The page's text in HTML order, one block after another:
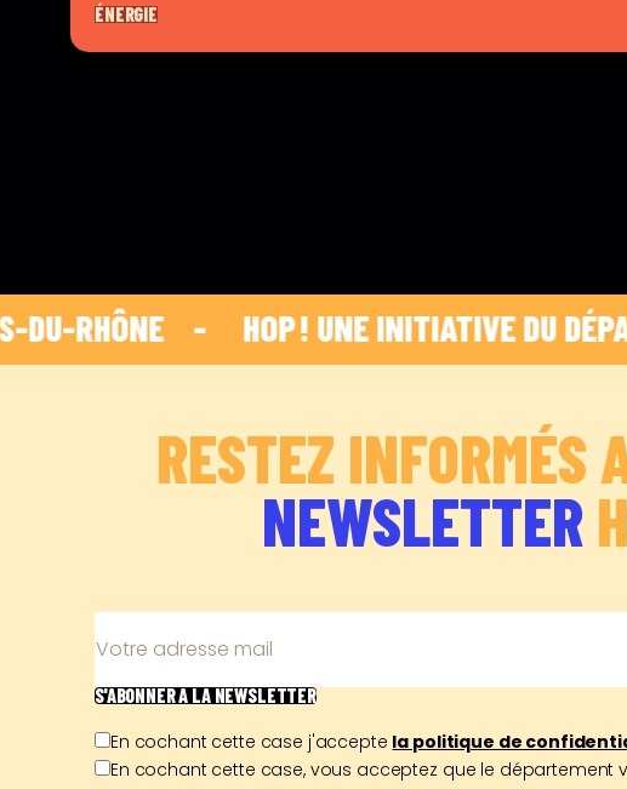
ÉNERGIE
RHÔNE    - HOP ! UNE INITIATIVE DU
RESTEZ INFORMÉS
NEWSLETTER
Votre adresse mail
S'ABONNERÀ LA NEWSLETTER
En cochant cette case j'accepte la politique de
En cochant cette case, vous acceptez que le département